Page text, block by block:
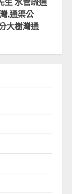
,通渠公
大樹灣通